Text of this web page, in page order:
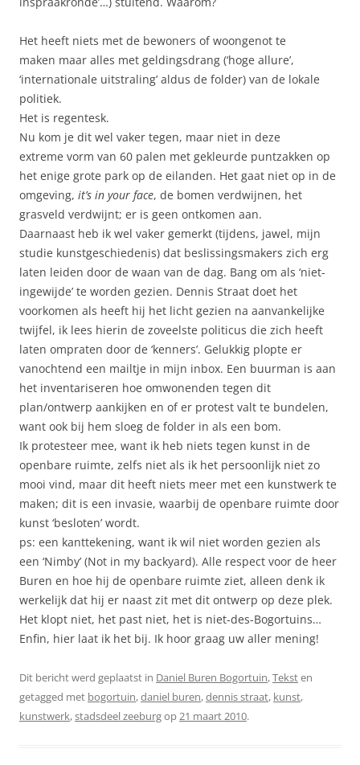
Het heeft niets met de bewoners of woongenot te
maken maar alles met geldingsdrang (‘hoge allure’,
‘internationale uitstraling’ aldus de folder) van de lokale
politiek.
Het is regentesk.
Nu kom je dit wel vaker tegen, maar niet in deze
extreme vorm van 60 palen met gekleurde puntzakken op
het enige grote park op de eilanden. Het gaat niet op in de
omgeving, it’s in your face, de bomen verdwijnen, het
grasveld verdwijnt; er is geen ontkomen aan.
Daarnaast heb ik wel vaker gemerkt (tijdens, jawel, mijn
studie kunstgeschiedenis) dat beslissingsmakers zich erg
laten leiden door de waan van de dag. Bang om als ‘niet-
ingewijde’ te worden gezien. Dennis Straat doet het
voorkomen als heeft hij het licht gezien na aanvankelijke
twijfel, ik lees hierin de zoveelste politicus die zich heeft
laten ompraten door de ‘kenners’. Gelukkig plopte er
vanochtend een mailtje in mijn inbox. Een buurman is aan
het inventariseren hoe omwonenden tegen dit
plan/ontwerp aankijken en of er protest valt te bundelen,
want ook bij hem sloeg de folder in als een bom.
Ik protesteer mee, want ik heb niets tegen kunst in de
openbare ruimte, zelfs niet als ik het persoonlijk niet zo
mooi vind, maar dit heeft niets meer met een kunstwerk te
maken; dit is een invasie, waarbij de openbare ruimte door
kunst ‘besloten’ wordt.
ps: een kanttekening, want ik wil niet worden gezien als
een ‘Nimby’ (Not in my backyard). Alle respect voor de heer
Buren en hoe hij de openbare ruimte ziet, alleen denk ik
werkelijk dat hij er naast zit met dit ontwerp op deze plek.
Het klopt niet, het past niet, het is niet-des-Bogortuins…
Enfin, hier laat ik het bij. Ik hoor graag uw aller mening!
Dit bericht werd geplaatst in Daniel Buren Bogortuin,Teksten
getagged met bogortuin,daniel buren,dennis straat, kunst,
kunstwerk,stadsdeel zeeburgop21 maart 2010.